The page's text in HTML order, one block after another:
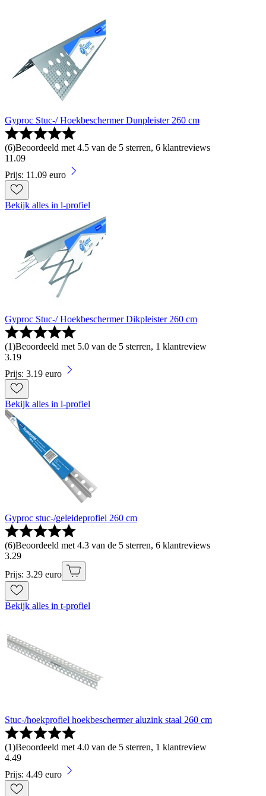
Gyproc Stuc-/ Hoekbeschermer Dunpleister 260 cm
(6)Beoordeeld met 4.5 van de 5 sterren, 6 klantreviews
11 .09
Prijs: 11.09 euro
Bekijk alles in l-profiel
Gyproc Stuc-/ Hoekbeschermer Dikpleister 260 cm
(1)Beoordeeld met 5.0 van de 5 sterren, 1 klantreview
3.19
Prijs: 3.19 euro
Bekijk alles in l-profiel
Gyproc stuc-/geleideprofiel 260 cm
(6)Beoordeeld met 4.3 van de 5 sterren, 6 klantreviews
3.29
Prijs: 3.29 euro
Bekijk alles in t-profiel
Stuc-/hoekprofiel hoekbeschermer aluzink staal 260 cm
(1)Beoordeeld met 4.0 van de 5 sterren, 1 klantreview
4.49
Prijs: 4.49 euro